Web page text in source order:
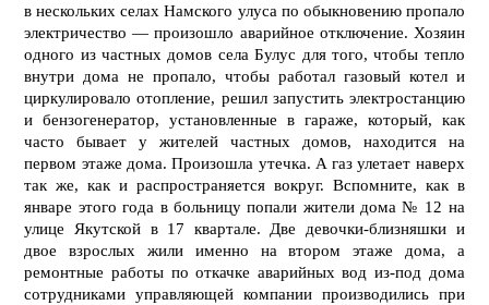
в нескольких селах Намского улуса по обыкновению пропало
электричество — произошло аварийное отключение. Хозяин
одного из частных домов села Булус для того, чтобы тепло
внутри дома не пропало, чтобы работал газовый котел и
циркулировало отопление, решил запустить электростанцию
и бензогенератор, установленные в гараже, который, как
часто бывает у жителей частных домов, находится на
первом этаже дома. Произошла утечка. А газ улетает наверх
так же, как и распространяется вокруг. Вспомните, как в
январе этого года в больницу попали жители дома № 12 на
улице Якутской в 17 квартале. Две девочки-близняшки и
двое взрослых жили именно на втором этаже дома, а
ремонтные работы по откачке аварийных вод из-под дома
сотрудниками управляющей компании производились при